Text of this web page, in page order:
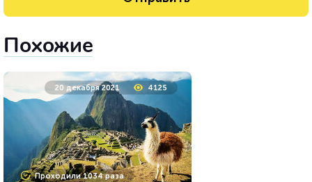
Похожие
20 декабря 2021 4125
Проходили 1034 раза